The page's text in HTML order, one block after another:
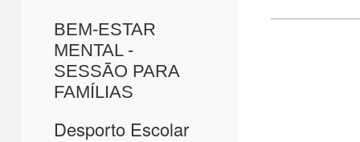
BEM-ESTAR
MENTAL -
SESSÃO PARA
FAMÍLIAS
Desporto Escolar